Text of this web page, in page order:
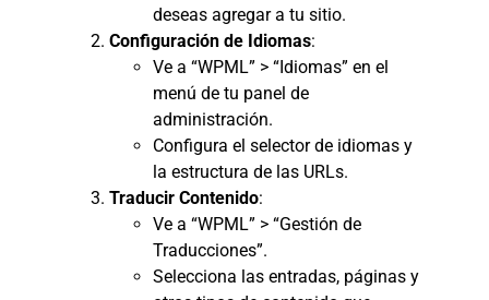
deseas agregar a tu sitio.
Configuración de Idiomas:
Ve a “WPML” > “Idiomas” en el
menú de tu panel de
administración.
Configura el selector de idiomas y
la estructura de las URLs.
Traducir Contenido:
Ve a “WPML” > “Gestión de
Traducciones”.
Selecciona las entradas, páginas y